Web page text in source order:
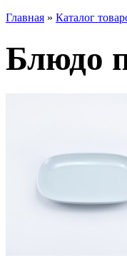
Главная » Каталог
Блюдо